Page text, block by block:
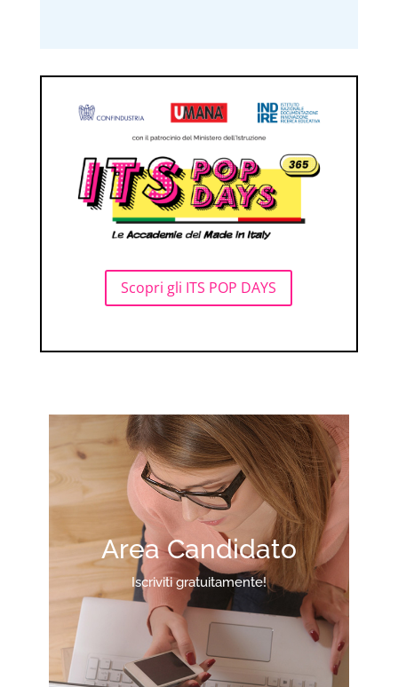
Scopri gli ITS POP DAYS
Area Candidato
Iscriviti gratuitamente!